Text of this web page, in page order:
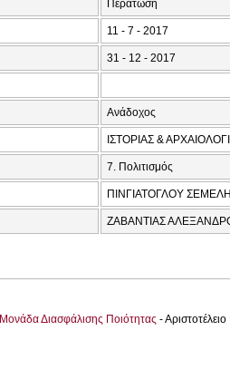
Περάτωση
11 - 7 - 2017
31 - 12 - 2017
Ανάδοχος
ΙΣΤΟΡΙΑΣ &
7. Πολιτισμός
ΠΙΝΓΙΑΤΟΓΛΟΥ
ΖΑΒΑΝΤΙΑΣ
Μονάδα Διασφάλισης Ποιότητας -